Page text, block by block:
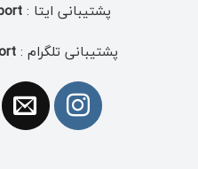
پشتیبانی ایتا :
پشتیبانی تلگرام :